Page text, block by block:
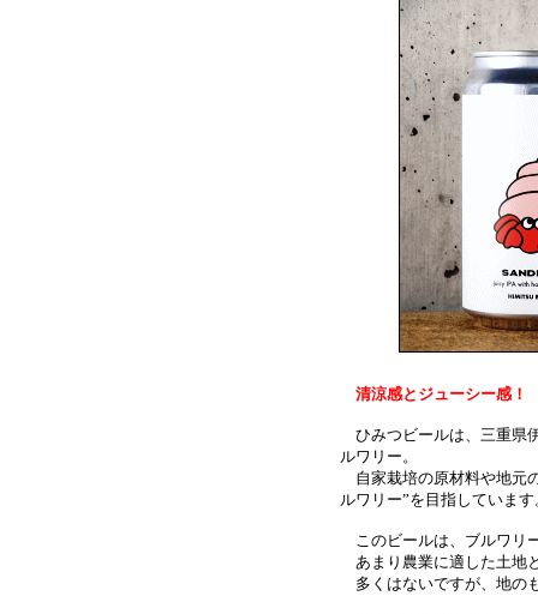
清涼感とジューシー感 ！
ひみつビールは、三重県
ルワリー。
自家栽培の原材料や地元
ルワリー”を目指しています
このビールは、ブルワリ
あまり農業に適した土地
多くはないですが、地の